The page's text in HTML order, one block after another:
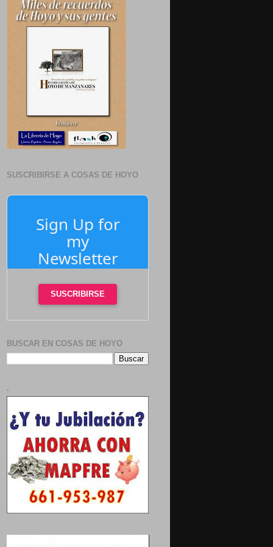
SUSCRIBIRSE A COSAS DE HOYO
Sign Up for
my
Newsletter
SUSCRIBIRSE
BUSCAR EN COSAS DE HOYO
.